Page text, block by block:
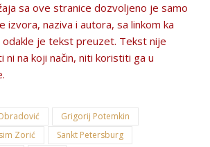
sa ove stranice dozvolјeno je samo
izvora, naziva i autora, sa linkom ka
je tekst preuzet. Tekst nije
ni na koji način, niti koristiti ga u
Grigorij Potemkin
Zorić
Sankt Petersburg